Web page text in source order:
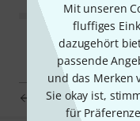
Mit unseren
fluffiges
dazugehört
passende
und das Merken
Sie okay ist,
für
the sssnake Y-